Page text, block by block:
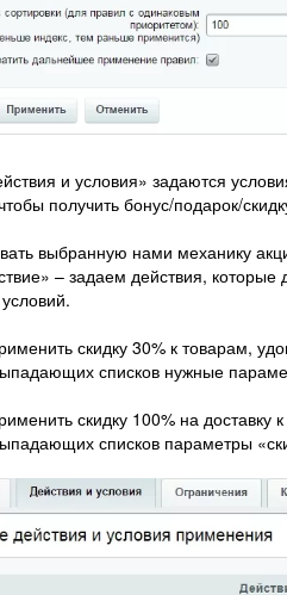
и условия» задаются
получить бонус/подарок/
выбранную нами механику
– задаем действия,
скидку 30% к товарам,
списков нужные
скидку 100% на
списков параметры